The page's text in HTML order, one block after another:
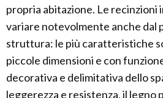
propria abitazione. Le recinzioni
variare notevolmente anche dal
struttura: le più caratteristiche
piccole dimensioni e con
decorativa e delimitativa dello
leggerezza e resistenza, il legno